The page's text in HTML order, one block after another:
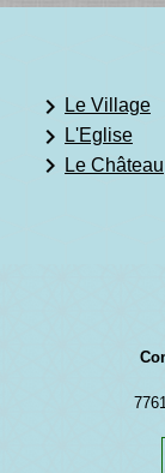
keyboard_arrow_right Le Village
keyboard_arrow_right L'Eglise
keyboard_arrow_right Le Château